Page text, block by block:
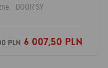
DOOR'SY
PLN6 007,50 PLN
ulubionych